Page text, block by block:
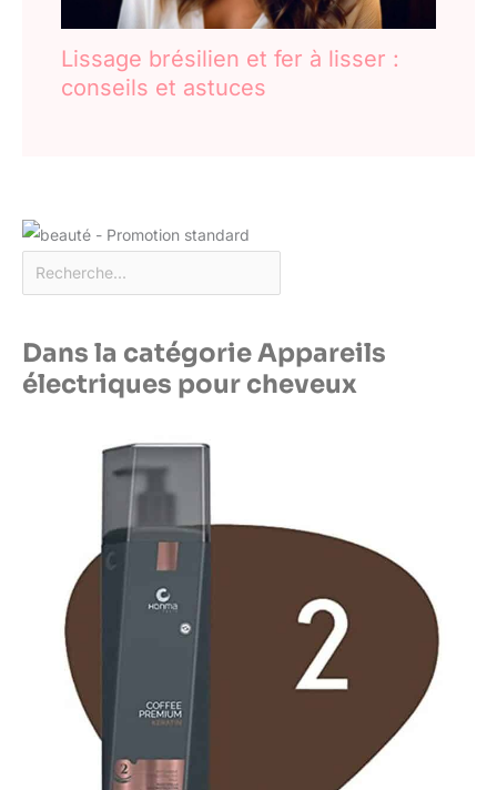
Lissage brésilien et fer à lisser :
conseils et astuces
Dans la catégorie Appareils
électriques pour cheveux